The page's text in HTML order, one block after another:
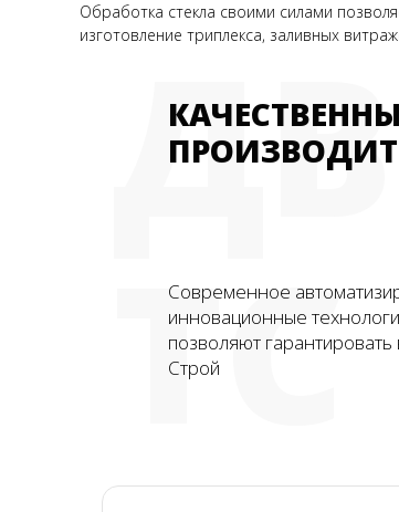
Обработка стекла своими силами
изготовление триплекса, заливных
ТС
Современное
инновационные
позволяют
Строй